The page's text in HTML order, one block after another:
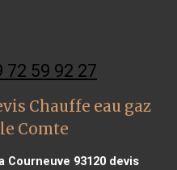
72 59 92 27
Chauffe eau gaz
Comte
Courneuve 93120 devis